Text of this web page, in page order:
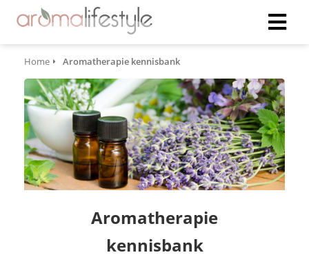
Home Aromatherapie kennisbank
Aromatherapie
kennisbank